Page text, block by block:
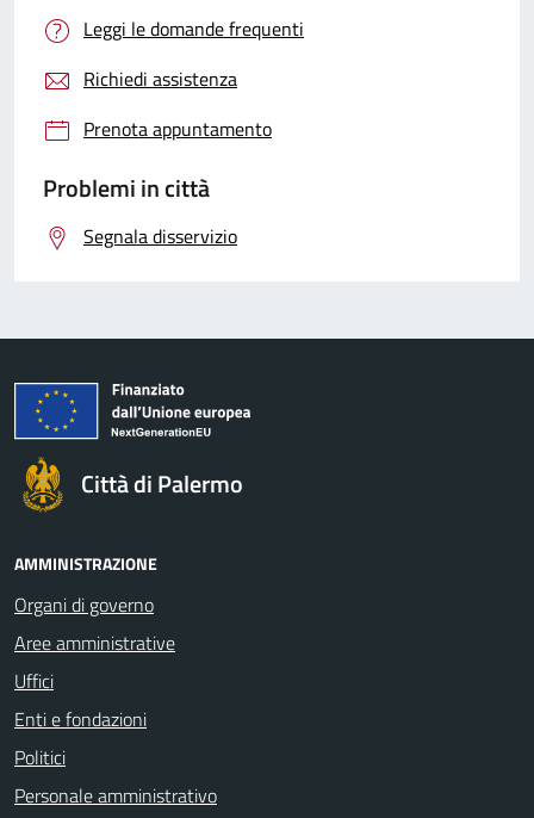
Leggi le domande frequenti
Richiedi assistenza
Prenota appuntamento
Problemi in città
Segnala disservizio
Città di Palermo
AMMINISTRAZIONE
Organi di governo
Aree amministrative
Uffici
Enti e fondazioni
Politici
Personale amministrativo